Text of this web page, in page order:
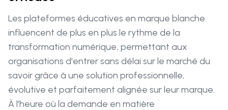
Les plateformes éducatives en marque blanche
influencent de plus en plus le rythme de la
transformation numérique, permettant aux
organisations d'entrer sans délai sur le marché du
savoir grâce à une solution professionnelle,
évolutive et parfaitement alignée sur leur marque.
À l'heure où la demande en matière